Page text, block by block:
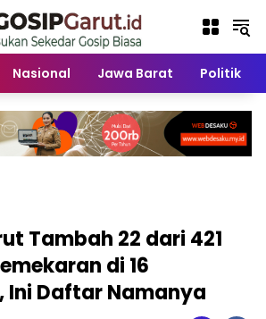
Nasional Jawa Barat Politik
Tambah 22 dari 421
di 16
Ini Daftar Namanya